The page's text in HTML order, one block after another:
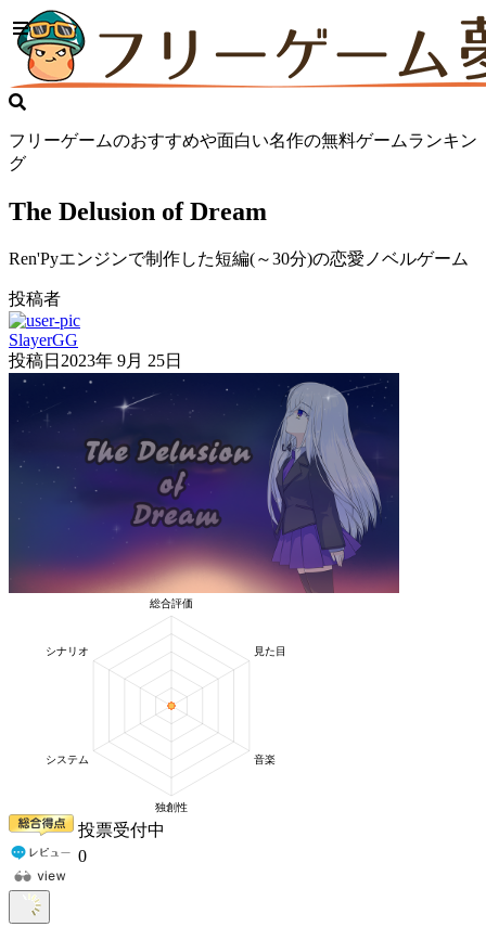
フリーゲームのおすすめや面白い名作の無料ゲームランキン
グ
The Delusion of Dream
Ren'Pyエンジンで制作した短編(～30分)の恋愛ノベルゲーム
投稿者
SlayerGG
投稿日 2023年 9月 25日
投票受付中
0